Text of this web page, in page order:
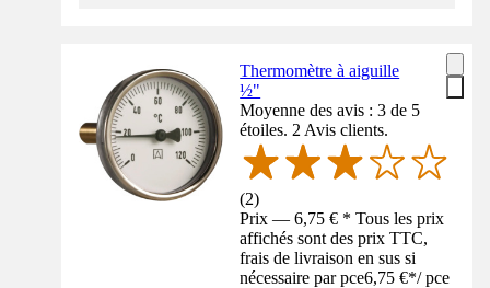
Thermomètre à aiguille
½"
Moyenne des avis : 3 de 5
étoiles. 2 Avis clients.
(2)
Prix — 6,75 € * Tous les prix
affichés sont des prix TTC,
frais de livraison en sus si
nécessaire par pce6,75 €*/ pce